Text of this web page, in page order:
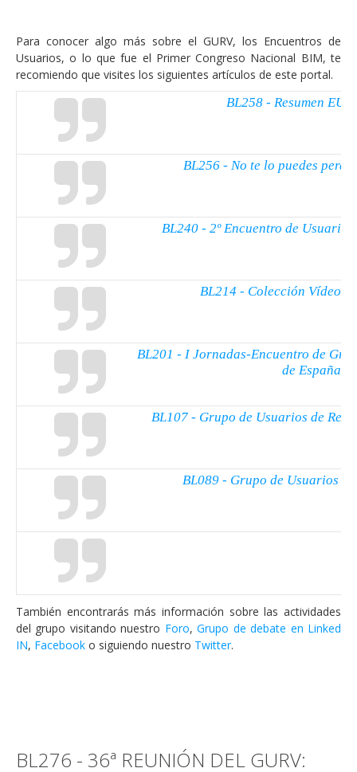
Para conocer algo más sobre el GURV, los Encuentros de
Usuarios, o lo que fue el Primer Congreso Nacional BIM, te
recomiendo que visites los siguientes artículos de este portal.
BL258 - Resumen
BL256 - No te lo puedes
BL240 - 2º Encuentro de
BL214 - Colección Vídeos
BL201 - I Jornadas-Encuentro de
de España
BL107 - Grupo de Usuarios de
BL089 - Grupo de Usuarios
También encontrarás más información sobre las actividades
del grupo visitando nuestro Foro,Grupo de debate en Linked
IN, Facebook o siguiendo nuestro Twitter.
BL276 - 36ª REUNIÓN DEL GURV: